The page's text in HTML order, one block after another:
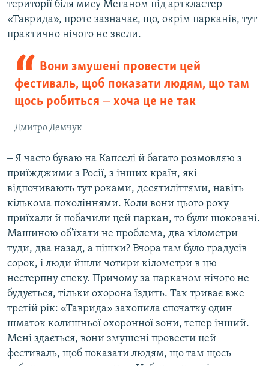
території біля мису Меганом під арткластер
«Таврида», проте зазначає, що, окрім парканів, тут
практично нічого не звели.
Вони змушені провести цей
фестиваль, щоб показати людям, що там
щось робиться ‒ хоча це не так
Дмитро Демчук
‒ Я часто буваю на Капселі й багато розмовляю з
приїжджими з Росії, з інших країн, які
відпочивають тут роками, десятиліттями, навіть
кількома поколіннями. Коли вони цього року
приїхали й побачили цей паркан, то були шоковані.
Машиною об'їхати не проблема, два кілометри
туди, два назад, а пішки? Вчора там було градусів
сорок, і люди йшли чотири кілометри в цю
нестерпну спеку. Причому за парканом нічого не
будується, тільки охорона їздить. Так триває вже
третій рік: «Таврида» захопила спочатку один
шматок колишньої охоронної зони, тепер інший.
Мені здається, вони змушені провести цей
фестиваль, щоб показати людям, що там щось